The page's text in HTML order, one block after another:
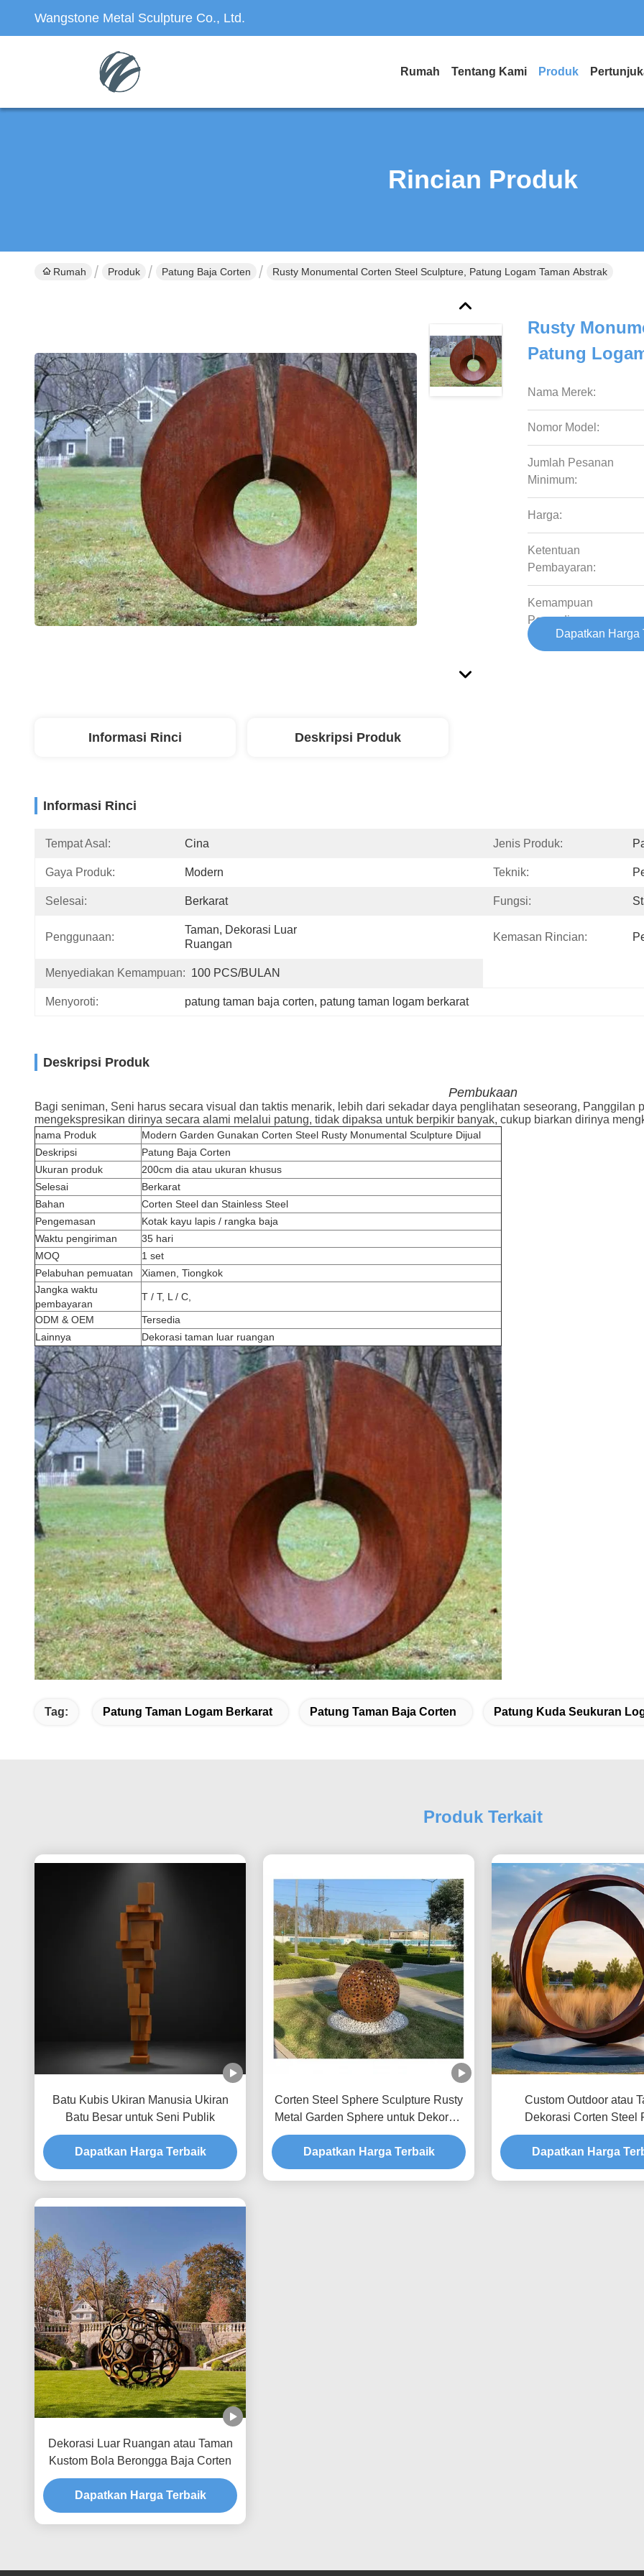
Wangstone Metal Sculpture Co., Ltd.
Rumah Tentang Kami Produk
Rincian Produk
Rumah Produk Patung Baja Corten Rusty Monumental Corten Steel Sculpture, Patung Logam Taman Abstrak
Rusty
Patung
Nama Merek:
Nomor Model:
Jumlah Pesanan
Minimum:
Harga:
Ketentuan
Pembayaran:
Kemampuan
Penyediaan:
Dapatkan Harga
Informasi Rinci Deskripsi Produk
Informasi Rinci
Tempat Asal: Cina Jenis Produk:
Gaya Produk: Modern Teknik:
Selesai: Berkarat Fungsi:
Penggunaan:
Taman, Dekorasi Luar
Ruangan
Kemasan Rincian:
Menyediakan Kemampuan: 100 PCS/BULAN
Menyoroti: patung taman baja corten, patung taman logam berkarat
Deskripsi Produk
Pembukaan
Bagi seniman, Seni harus secara visual dan taktis menarik, lebih dari sekadar daya penglihatan seseorang, Panggilan
mengekspresikan dirinya secara alami melalui patung, tidak dipaksa untuk berpikir banyak, cukup biarkan dirinya
nama Produk
Modern Garden Gunakan Corten Steel Rusty Monumental Sculpture Dijual
Deskripsi
Patung Baja Corten
Ukuran produk
200cm dia atau ukuran khusus
Selesai
Berkarat
Bahan
Corten Steel dan Stainless Steel
Pengemasan
Kotak kayu lapis / rangka baja
Waktu pengiriman
35 hari
MOQ
1 set
Pelabuhan pemuatan
Xiamen, Tiongkok
Jangka waktu
pembayaran
T / T, L / C,
ODM & OEM
Tersedia
Lainnya
Dekorasi taman luar ruangan
Tag: Patung Taman Logam Berkarat Patung Taman Baja Corten Patung Kuda Seukuran
Produk Terkait
Batu Kubis Ukiran Manusia Ukiran
Batu Besar untuk Seni Publik
Dapatkan Harga Terbaik
Corten Steel Sphere Sculpture Rusty
Metal Garden Sphere untuk Dekorasi
Luar Ruangan
Dapatkan Harga Terbaik
Custom Outdoor atau
Dekorasi Corten Steel
Dapatkan Harga
Dekorasi Luar Ruangan atau Taman
Kustom Bola Berongga Baja Corten
Dapatkan Harga Terbaik